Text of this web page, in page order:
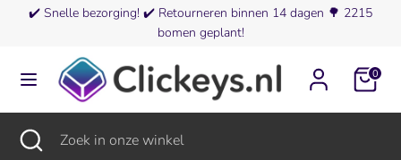
Verder
✔️ Snelle bezorging! ✔️ Retourneren binnen 14 dagen 🌳 2215
bomen geplant!
0
ZoekenZoek
winkel
Zoeken Zoek
Zoekopdracht
sluiten